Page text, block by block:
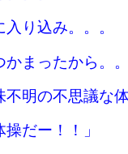
り込み。。。
かまったから。
明の不思議な体
操だー！！」